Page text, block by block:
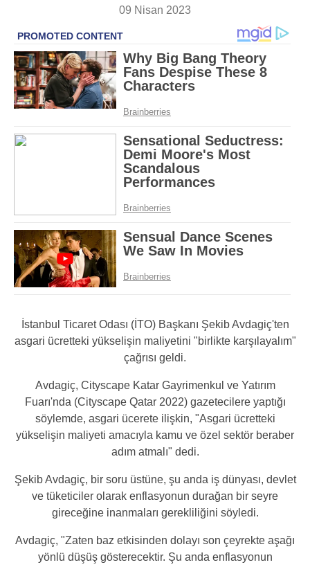
09 Nisan 2023
İstanbul Ticaret Odası (İTO) Başkanı Şekib Avdagiç'ten
asgari ücretteki yükselişin maliyetini "birlikte karşılayalım"
çağrısı geldi.
Avdagiç, Cityscape Katar Gayrimenkul ve Yatırım
Fuarı'nda (Cityscape Qatar 2022) gazetecilere yaptığı
söylemde, asgari ücerete ilişkin, "Asgari ücretteki
yükselişin maliyeti amacıyla kamu ve özel sektör beraber
adım atmalı" dedi.
Şekib Avdagiç, bir soru üstüne, şu anda iş dünyası, devlet
ve tüketiciler olarak enflasyonun durağan bir seyre
gireceğine inanmaları gerekliliğini söyledi.
Avdagiç, "Zaten baz etkisinden dolayı son çeyrekte aşağı
yönlü düşüş gösterecektir. Şu anda enflasyonun